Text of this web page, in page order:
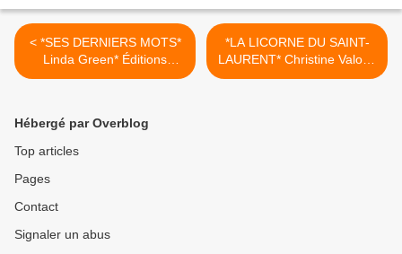
< *SES DERNIERS MOTS*
Linda Green* Éditions
Préludes via Net Galley* par
*LA LICORNE DU SAINT-
LAURENT* Christine Valois*
Auto-éditions* par Lynda
Hébergé par Overblog
Top articles
Pages
Contact
Signaler un abus